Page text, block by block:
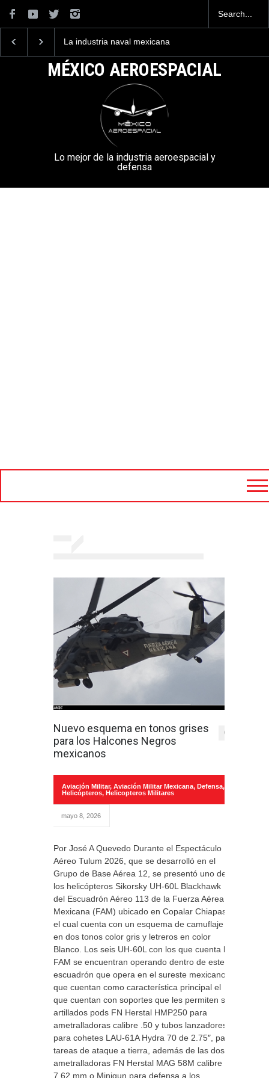
La industria naval mexicana
la Armada de México
mexicanos cuesta 2.9
millones de dólares
MÉXICO AEROESPACIAL
Lo mejor de la industria aeroespacial y
defensa
Nuevo esquema en tonos grises
para los Halcones Negros
mexicanos
0
Aviación Militar, Aviación Militar Mexicana, Defensa,
Helicópteros, Helicopteros Militares
mayo 8, 2026
Por José A Quevedo Durante el Espectáculo
Aéreo Tulum 2026, que se desarrolló en el
Grupo de Base Aérea 12, se presentó uno de
los helicópteros Sikorsky UH-60L Blackhawk
del Escuadrón Aéreo 113 de la Fuerza Aérea
Mexicana (FAM) ubicado en Copalar Chiapas,
el cual cuenta con un esquema de camuflaje
en dos tonos color gris y letreros en color
Blanco. Los seis UH-60L con los que cuenta la
FAM se encuentran operando dentro de este
escuadrón que opera en el sureste mexicano y
que cuentan como característica principal el
que cuentan con soportes que les permiten ser
artillados pods FN Herstal HMP250 para
ametralladoras calibre .50 y tubos lanzadores
para cohetes LAU-61A Hydra 70 de 2.75″, para
tareas de ataque a tierra, además de las dos
ametralladoras FN Herstal MAG 58M calibre
7.62 mm o Minigun para defensa a los